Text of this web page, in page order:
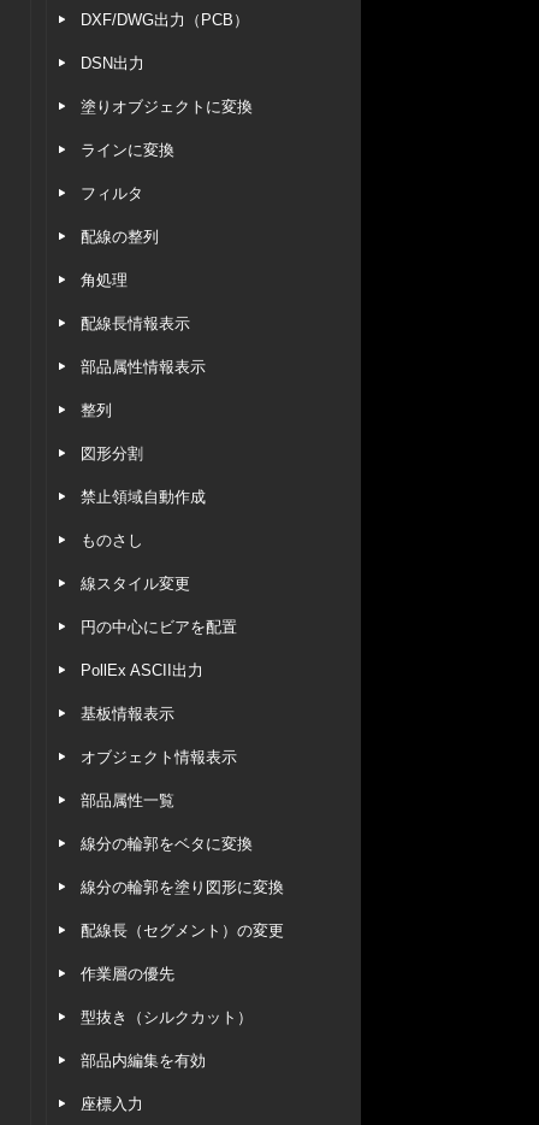
DXF/DWG出力（PCB）
DSN出力
塗りオブジェクトに変換
ラインに変換
フィルタ
配線の整列
角処理
配線長情報表示
部品属性情報表示
整列
図形分割
禁止領域自動作成
ものさし
線スタイル変更
円の中心にビアを配置
PollEx ASCII出力
基板情報表示
オブジェクト情報表示
部品属性一覧
線分の輪郭をベタに変換
線分の輪郭を塗り図形に変換
配線長（セグメント）の変更
作業層の優先
型抜き（シルクカット）
部品内編集を有効
座標入力